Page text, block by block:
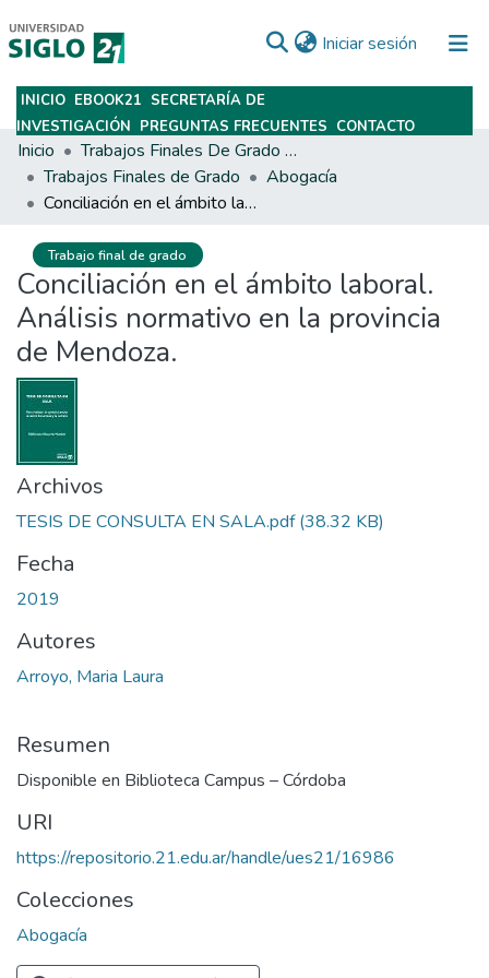
Iniciar sesión (current)
Subir
INICIO EBOOK21 SECRETARÍA DE
INVESTIGACIÓN PREGUNTAS FRECUENTES CONTACTO
Inicio
Trabajos Finales De Grado Y Posgrado
Trabajos Finales de Grado
Abogacía
Conciliación en el ámbito laboral. Análisis normativo en la provincia de Mendoza.
Trabajo final de grado
Conciliación en el ámbito laboral.
Análisis normativo en la provincia
de Mendoza.
Archivos
TESIS DE CONSULTA EN SALA.pdf(38.32 KB)
Fecha
2019
Autores
Arroyo, Maria Laura
Resumen
Disponible en Biblioteca Campus – Córdoba
URI
https://repositorio.21.edu.ar/handle/ues21/16986
Colecciones
Abogacía